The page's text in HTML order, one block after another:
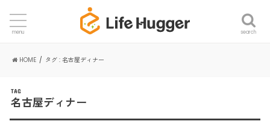
search
menu
HOME タグ : 名古屋ディナー
TAG
名古屋ディナー